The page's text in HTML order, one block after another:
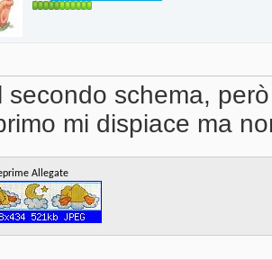
secondo schema,
mi dispiace ma
Allegate